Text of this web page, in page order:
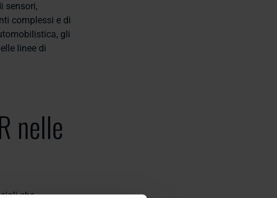
sensori,
complessi e di
gli
linee di
nelle
che